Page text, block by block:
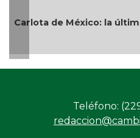
sobre Colombia